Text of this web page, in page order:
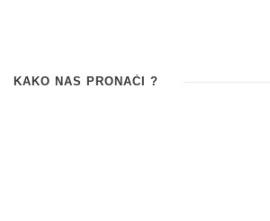
KAKO NAS PRONAĆI ?